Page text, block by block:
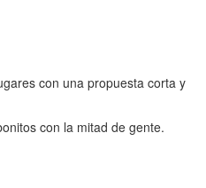
con una propuesta corta y
con la mitad de gente.